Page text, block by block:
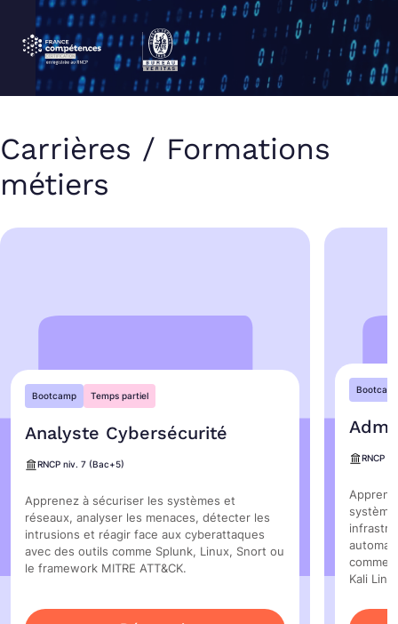
Carrières / Formations
métiers
Bootcamp Temps partiel
Analyste Cybersécurité
RNCP niv. 7 (Bac+5)
Apprenez à sécuriser les systèmes et
réseaux, analyser les menaces, détecter les
intrusions et réagir face aux cyberattaques
avec des outils comme Splunk, Linux, Snort ou
le framework MITRE ATT&CK.
RNCP
comme
Kali